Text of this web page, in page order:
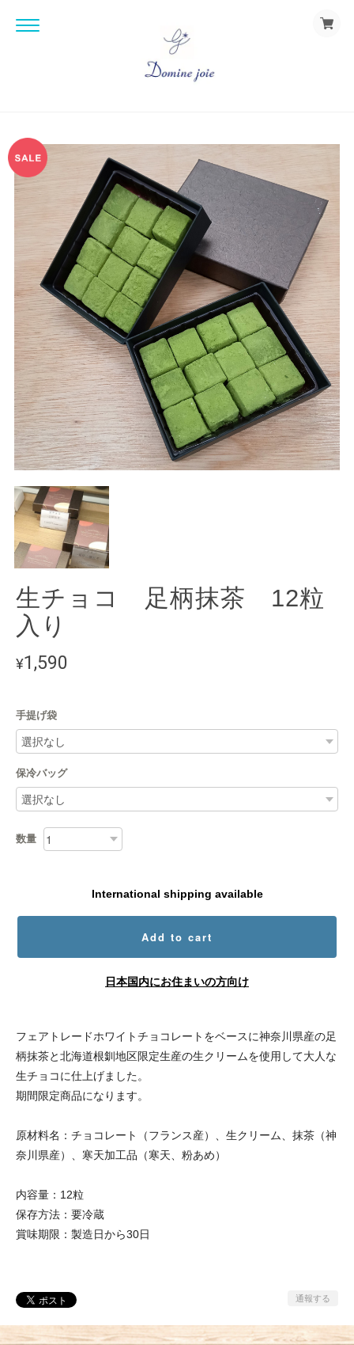
生チョコ 足柄抹茶 12粒
入り
¥1,590
手提げ袋
保冷バッグ
数量
International shipping available
Add to cart
日本国内にお住まいの方向け
フェアトレードホワイトチョコレートをベースに神奈川県産の足
柄抹茶と北海道根釧地区限定生産の生クリームを使用して大人な
生チョコに仕上げました。
期間限定商品になります。
原材料名：チョコレート（フランス産）、生クリーム、抹茶（神
奈川県産）、寒天加工品（寒天、粉あめ）
内容量：12粒
保存方法：要冷蔵
賞味期限：製造日から30日
通報する